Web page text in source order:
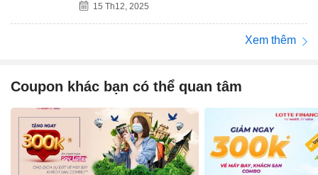
15 Th12, 2025
Xem thêm
Coupon khác bạn có thể quan tâm